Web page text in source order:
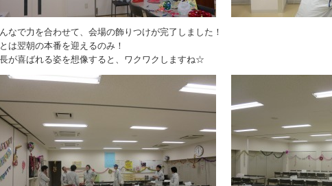
なで力を合わせて、会場の飾りつけが完了しました！
は翌朝の本番を迎えるのみ！
が喜ばれる姿を想像すると、ワクワクしますね☆